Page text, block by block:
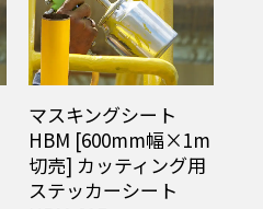
マスキングシート
HBM [600mm幅×1m
切売] カッティング用
ステッカーシート